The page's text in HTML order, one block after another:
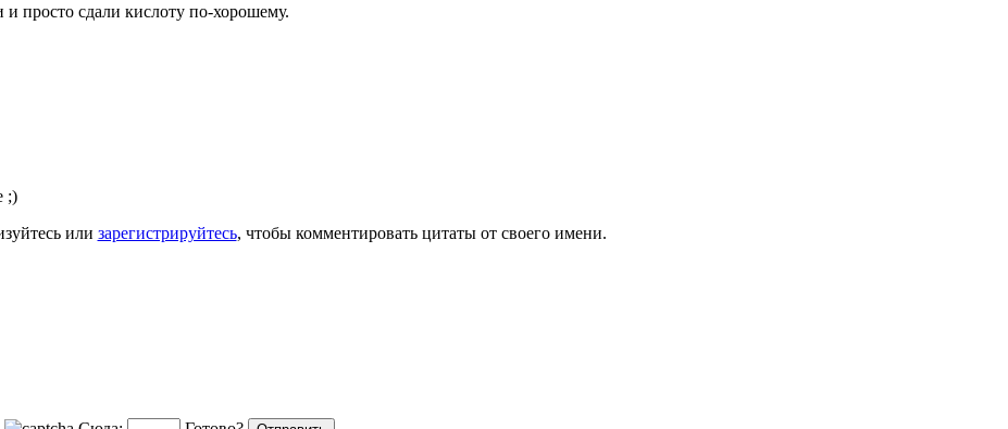
просто сдали кислоту по-хорошему.
;)
или зарегистрируйтесь, чтобы комментировать цитаты от своего имени.